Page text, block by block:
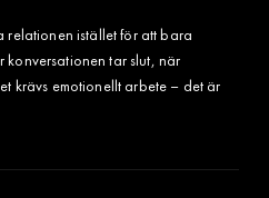
istället för att bara
tar slut, när
krävs emotionellt arbete – det är